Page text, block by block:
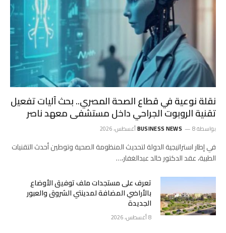
نقلة نوعية في قطاع الصحة المصري.. بحث آليات تفعيل
تقنية الروبوت الجراحي داخل مستشفى معهد ناصر
بواسطة BUSINESS NEWS 8 أغسطس، 2026
في إطار استراتيجية الدولة لتحديث المنظومة الصحية وتوطين أحدث التقنيات
الطبية، عقد الدكتور خالد عبدالغفار،…
تعرف على مستجدات ملف توفيق الأوضاع
بالأراضي المضافة لمدينتي الشروق والعبور
الجديدة
8 أغسطس، 2026